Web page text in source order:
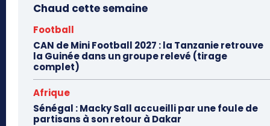
Chaud cette semaine
Football
CAN de Mini Football 2027 : la Tanzanie retrouve
la Guinée dans un groupe relevé (tirage
complet)
Afrique
Sénégal : Macky Sall accueilli par une foule de
partisans à son retour à Dakar